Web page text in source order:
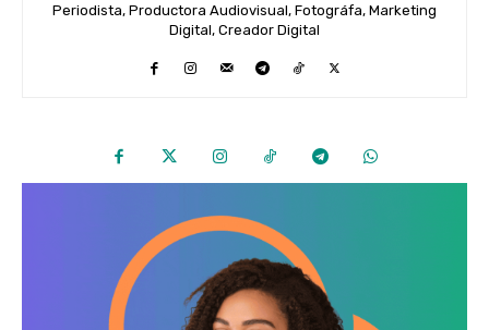
Periodista, Productora Audiovisual, Fotográfa, Marketing
Digital, Creador Digital